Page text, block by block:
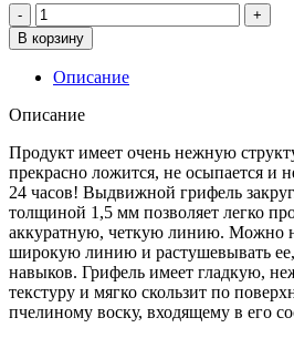
Количество
товара
[OHUI]Подводка
для
глазReal
Color
Pencil
Liner
No.
1,7
г
В корзину
Описание
Описание
Продукт имеет очень нежную
прекрасно ложится, не осыпается и
24 часов! Выдвижной грифель
толщиной 1,5 мм позволяет легко
аккуратную, четкую линию. Можно
широкую линию и растушевывать
навыков. Грифель имеет гладкую,
текстуру и мягко скользит по
пчелиному воску, входящему в его